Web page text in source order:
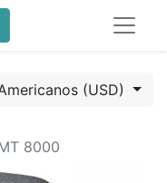
(USD)
8000